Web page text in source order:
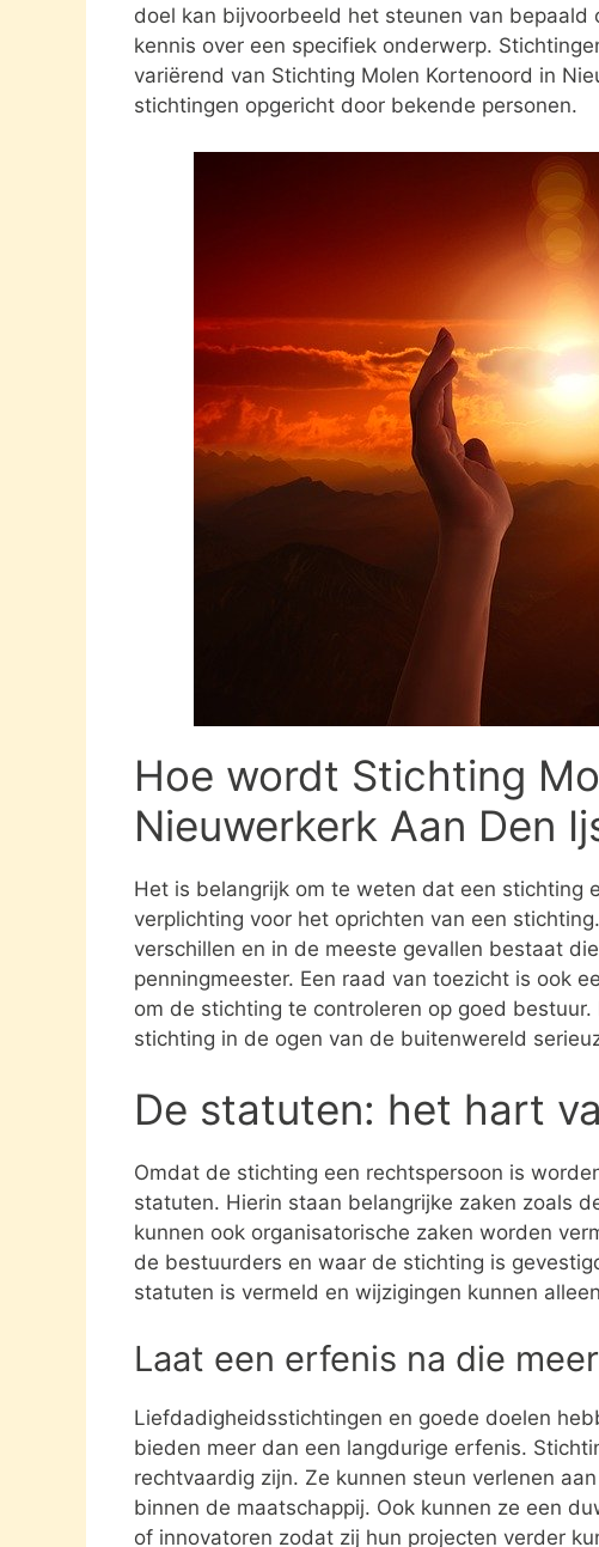
doel kan bijvoorbeeld het steunen van
kennis over een specifiek onderwerp.
variërend van Stichting Molen Kortenoord in
stichtingen opgericht door bekende personen.
Hoe wordt Stichting
Nieuwerkerk Aan Den
Het is belangrijk om te weten dat een stichting
verplichting voor het oprichten van een
verschillen en in de meeste gevallen bestaat
penningmeester. Een raad van toezicht is ook
om de stichting te controleren op goed
stichting in de ogen van de buitenwereld
De statuten: het hart
Omdat de stichting een rechtspersoon is
statuten. Hierin staan belangrijke zaken zoals
kunnen ook organisatorische zaken worden
de bestuurders en waar de stichting is
statuten is vermeld en wijzigingen kunnen
Laat een erfenis na die
Liefdadigheidsstichtingen en goede doelen
bieden meer dan een langdurige erfenis.
rechtvaardig zijn. Ze kunnen steun verlenen
binnen de maatschappij. Ook kunnen ze een
of innovatoren zodat zij hun projecten verder